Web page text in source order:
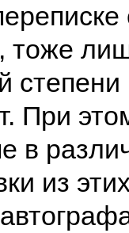
тоже
При
в
из